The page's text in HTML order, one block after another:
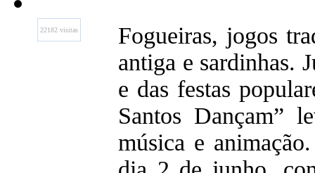
22182 visitas
Fogueiras, jogos
antiga e sardinhas.
e das festas
Santos Dançam”
música e